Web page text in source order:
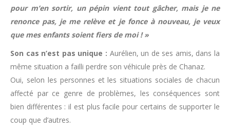
pour m’en sortir, un pépin vient tout gâcher, mais je ne
renonce pas, je me relève et je fonce à nouveau, je veux
que mes enfants soient fiers de moi ! »
Son cas n’est pas unique : Aurélien, un de ses amis, dans la
même situation a failli perdre son véhicule près de Chanaz.
Oui, selon les personnes et les situations sociales de chacun
affecté par ce genre de problèmes, les conséquences sont
bien différentes : il est plus facile pour certains de supporter le
coup que d’autres.